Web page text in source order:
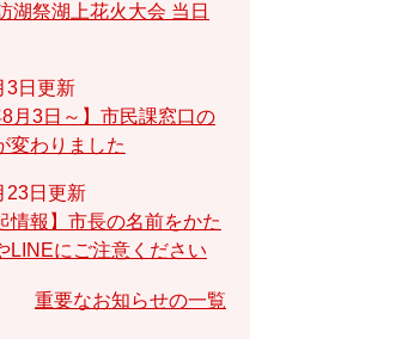
湖祭湖上花火大会 当日
3日更新
8月3日～】市民課窓口の
変わりました
23日更新
情報】市長の名前をかた
LINEにご注意ください
重要なお知らせの一覧